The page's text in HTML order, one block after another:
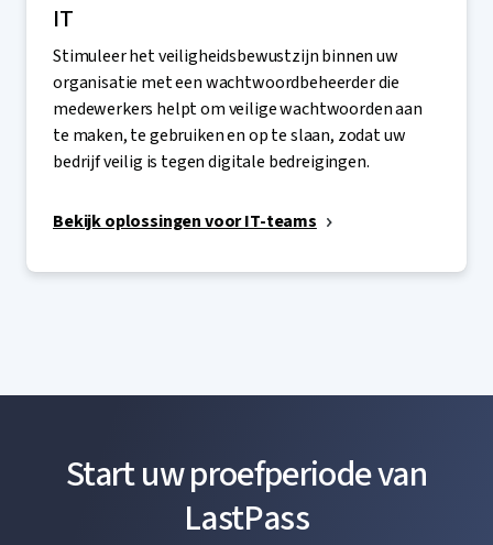
IT
Stimuleer het veiligheidsbewustzijn binnen uw
organisatie met een wachtwoordbeheerder die
medewerkers helpt om veilige wachtwoorden aan
te maken, te gebruiken en op te slaan, zodat uw
bedrijf veilig is tegen digitale bedreigingen.
Bekijk oplossingen voor IT-teams
Start uw proefperiode van
LastPass